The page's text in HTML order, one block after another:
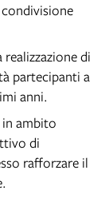
di
partecipanti a
anni.
in ambito
di
rafforzare il